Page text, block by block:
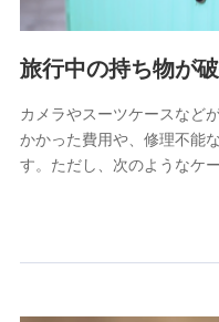
旅行中の持ち物が
カメラやスーツケースなど
かかった費用や、修理不能
す。ただし、次のようなケ